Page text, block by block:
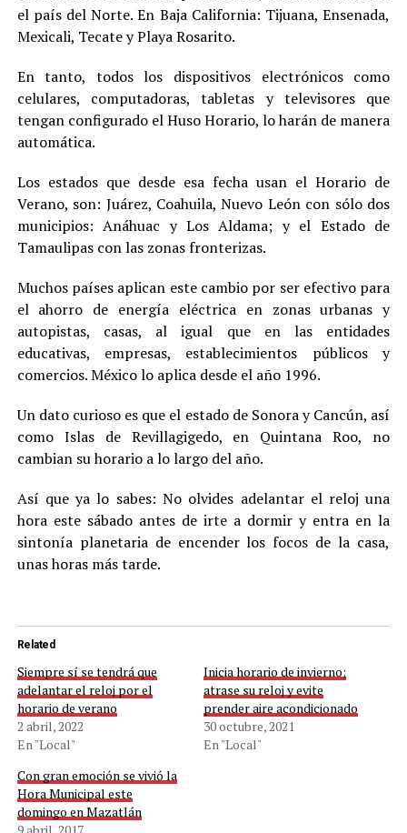
el país del Norte. En Baja California: Tijuana, Ensenada,
Mexicali, Tecate y Playa Rosarito.
En tanto, todos los dispositivos electrónicos como
celulares, computadoras, tabletas y televisores que
tengan configurado el Huso Horario, lo harán de manera
automática.
Los estados que desde esa fecha usan el Horario de
Verano, son: Juárez, Coahuila, Nuevo León con sólo dos
municipios: Anáhuac y Los Aldama; y el Estado de
Tamaulipas con las zonas fronterizas.
Muchos países aplican este cambio por ser efectivo para
el ahorro de energía eléctrica en zonas urbanas y
autopistas, casas, al igual que en las entidades
educativas, empresas, establecimientos públicos y
comercios. México lo aplica desde el año 1996.
Un dato curioso es que el estado de Sonora y Cancún, así
como Islas de Revillagigedo, en Quintana Roo, no
cambian su horario a lo largo del año.
Así que ya lo sabes: No olvides adelantar el reloj una
hora este sábado antes de irte a dormir y entra en la
sintonía planetaria de encender los focos de la casa,
unas horas más tarde.
Related
Siempre sí se tendrá que
adelantar el reloj por el
horario de verano
2 abril, 2022
En "Local"
Inicia horario de invierno;
atrase su reloj y evite
prender aire acondicionado
30 octubre, 2021
En "Local"
Con gran emoción se vivió la
Hora Municipal este
domingo en Mazatlán